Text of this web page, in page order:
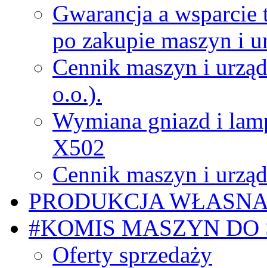
Gwarancja a
po zakupie maszyn i
Cennik maszyn i
o.o.).
Wymiana gniazd i
X502
Cennik maszyn i
PRODUKCJA
#KOMIS MASZYN DO
Oferty sprzedaży